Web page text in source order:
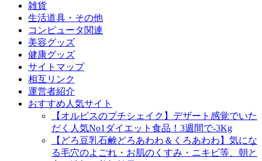
雑貨
生活道具・その他
コンピュータ関連
美容グッズ
健康グッズ
サイトマップ
相互リンク
運営者紹介
おすすめ人気サイト
【オルビスのプチシェイク】デザート感覚でいた
だく人気No1ダイエット食品！3週間で-3Kg
【どろ豆乳石鹸どろあわわ＆くろあわわ】気にな
る毛穴のよごれ・お肌のくすみ・ニキビ等、朝と